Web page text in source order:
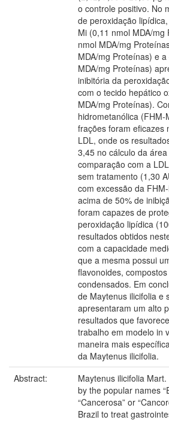
o controle positivo. No
de peroxidação
Mi (0,11 nmol MDA/
nmol MDA/mg
MDA/mg Proteínas) e
MDA/mg Proteínas)
inibitória da
com o tecido hepático
MDA/mg Proteínas).
hidrometanólica
frações foram eficazes
LDL, onde os
3,45 no cálculo da
comparação com a
sem tratamento (1,30
com excessão da
acima de 50% de
foram capazes de
peroxidação lipídica
resultados obtidos
com a capacidade
que a mesma possui
flavonoides,
condensados. Em
de Maytenus ilicifolia e
apresentaram um alto
resultados que
trabalho em modelo in
maneira mais
da Maytenus ilicifolia.
Abstract:
Maytenus ilicifolia
by the popular names
“Cancerosa” or
Brazil to treat